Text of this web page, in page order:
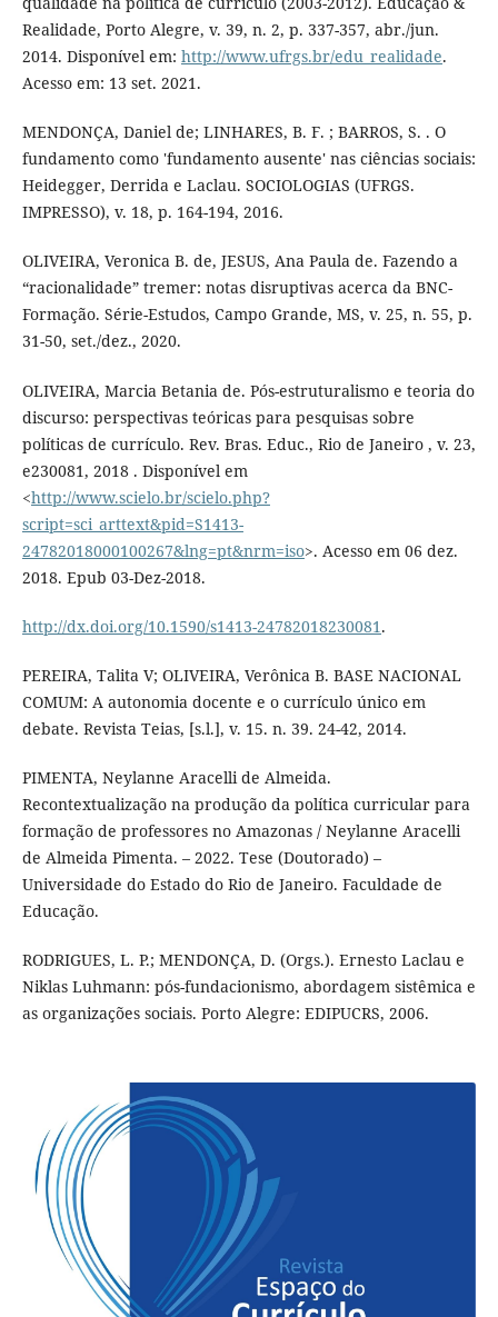
Realidade, Porto Alegre, v. 39, n. 2, p. 337-357, abr./jun.
2014. Disponível em: http://www.ufrgs.br/edu_realidade.
Acesso em: 13 set. 2021.
MENDONÇA, Daniel de; LINHARES, B. F. ; BARROS, S. . O
fundamento como 'fundamento ausente' nas ciências sociais:
Heidegger, Derrida e Laclau. SOCIOLOGIAS (UFRGS.
IMPRESSO), v. 18, p. 164-194, 2016.
OLIVEIRA, Veronica B. de, JESUS, Ana Paula de. Fazendo a
“racionalidade” tremer: notas disruptivas acerca da BNC-
Formação. Série-Estudos, Campo Grande, MS, v. 25, n. 55, p.
31-50, set./dez., 2020.
OLIVEIRA, Marcia Betania de. Pós-estruturalismo e teoria do
discurso: perspectivas teóricas para pesquisas sobre
políticas de currículo. Rev. Bras. Educ., Rio de Janeiro , v. 23,
e230081, 2018 . Disponível em
<http://www.scielo.br/scielo.php?
script=sci_arttext&pid=S1413-
24782018000100267&lng=pt&nrm=iso>. Acesso em 06 dez.
2018. Epub 03-Dez-2018.
http://dx.doi.org/10.1590/s1413-24782018230081 .
PEREIRA, Talita V; OLIVEIRA, Verônica B. BASE NACIONAL
COMUM: A autonomia docente e o currículo único em
debate. Revista Teias, [s.l.], v. 15. n. 39. 24-42, 2014.
PIMENTA, Neylanne Aracelli de Almeida.
Recontextualização na produção da política curricular para
formação de professores no Amazonas / Neylanne Aracelli
de Almeida Pimenta. – 2022. Tese (Doutorado) –
Universidade do Estado do Rio de Janeiro. Faculdade de
Educação.
RODRIGUES, L. P.; MENDONÇA, D. (Orgs.). Ernesto Laclau e
Niklas Luhmann: pós-fundacionismo, abordagem sistêmica e
as organizações sociais. Porto Alegre: EDIPUCRS, 2006.